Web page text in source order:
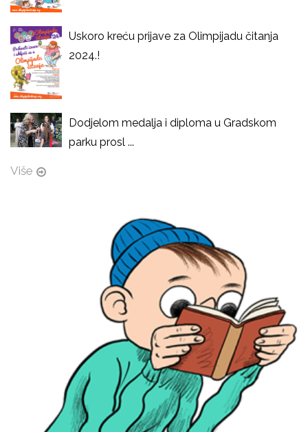
Uskoro kreću prijave za Olimpijadu čitanja
2024.!
Dodjelom medalja i diploma u Gradskom
parku prosl ...
Više